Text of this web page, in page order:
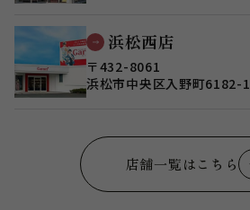
浜松西店
〒432-8061
浜松市中央区入野町6182-1
店舗一覧はこちら